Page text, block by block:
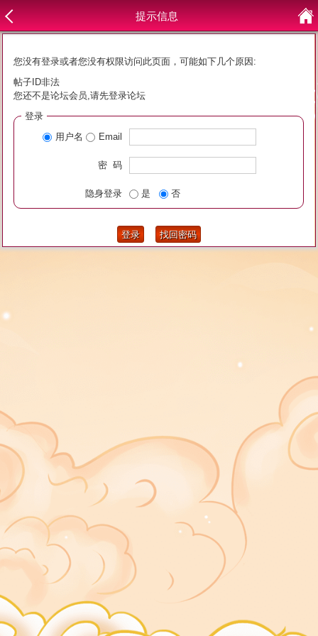
提示信息
您没有登录或者您没有权限访问此页面，可能如下几个原因:
帖子ID非法
您还不是论坛会员,请先登录论坛
登录
用户名
Email
密 码
隐身登录 是 否